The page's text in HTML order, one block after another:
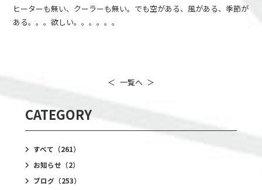
ヒーターも無い、クーラーも無い。でも空がある、風がある、季節が
ある。。。欲しい。。。。。。
＜ 一覧へ ＞
CATEGORY
すべて （261）
お知らせ （2）
ブログ（253）